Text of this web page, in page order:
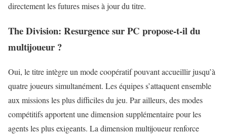
directement les futures mises à jour du titre.
The Division: Resurgence sur PC propose-t-il du
multijoueur ?
Oui, le titre intègre un mode coopératif pouvant accueillir jusqu’à
quatre joueurs simultanément. Les équipes s’attaquent ensemble
aux missions les plus difficiles du jeu. Par ailleurs, des modes
compétitifs apportent une dimension supplémentaire pour les
agents les plus exigeants. La dimension multijoueur renforce